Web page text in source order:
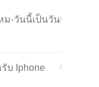
ม-วันนี้เป็นวัน
บ Iphone